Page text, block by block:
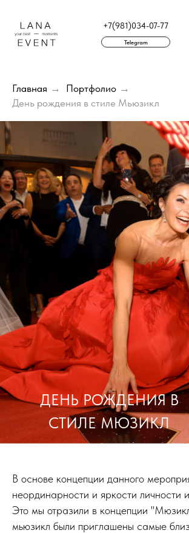
+7(981)034-07-77
Telegram
Главная → Портфолио →
День рождения в стиле Мьюзикл
ДЕНЬ РОЖДЕНИЯ В
СТИЛЕ МЮЗИКЛ
В основе концепции данного
неординарности и яркости личности
Это мы отразили в концепции
мьюзикл были приглашены самые